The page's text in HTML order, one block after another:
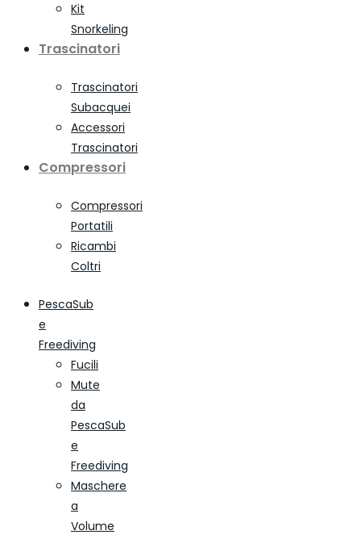
Kit
Snorkeling
Trascinatori
Trascinatori
Subacquei
Accessori
Trascinatori
Compressori
Compressori
Portatili
Ricambi
Coltri
PescaSub
e
Freediving
Fucili
Mute
da
PescaSub
e
Freediving
Maschere
a
Volume